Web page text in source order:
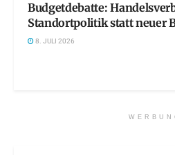
Budgetdebatte:
Standortpolitik statt neuer
8. JULI 2026